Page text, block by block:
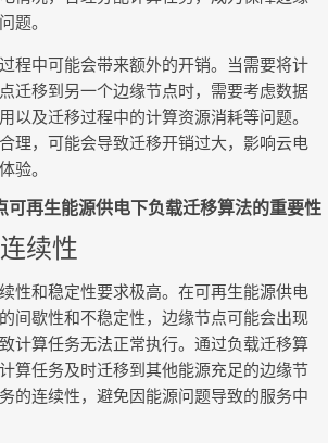
题。
程中可能会带来额外的开销。当需要将计
迁移到另一个边缘节点时，需要考虑数据
以及迁移过程中的计算资源消耗等问题。
理，可能会导致迁移开销过大，影响云电
验。
可再生能源供电下负载迁移算法的重要性
续性
性和稳定性要求极高。在可再生能源供电
间歇性和不稳定性，边缘节点可能会出现
计算任务无法正常执行。通过负载迁移算
算任务及时迁移到其他能源充足的边缘节
的连续性，避免因能源问题导致的服务中